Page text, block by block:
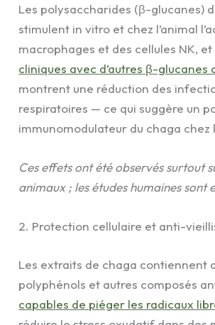
Les polysaccharides (β-glucanes)
stimulent in vitro et chez l’animal
macrophages et des cellules NK, et
cliniques avec d’autres β-glucanes
montrent une réduction des
respiratoires — ce qui suggère un
immunomodulateur du chaga chez
Ces effets ont été observés surtout
animaux ; les études humaines sont
2. Protection cellulaire et anti-
Les extraits de chaga contiennent
polyphénols et autres composés
capables de piéger les radicaux